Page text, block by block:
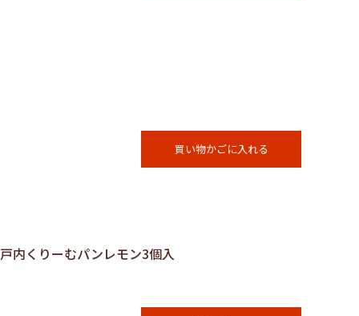
買い物かごに入れる
内くりーむパンレモン3個入